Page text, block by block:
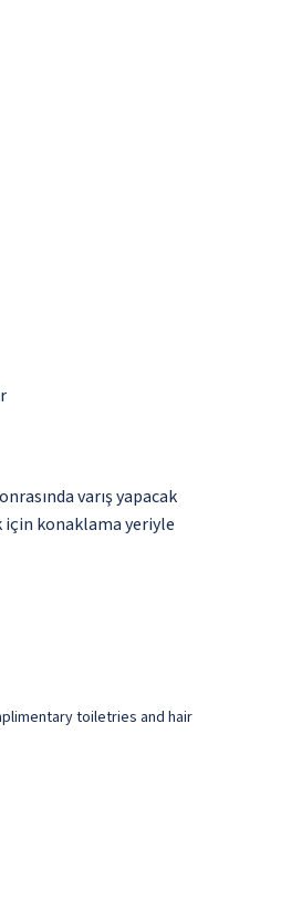
varış yapacak
konaklama yeriyle
toiletries and hair